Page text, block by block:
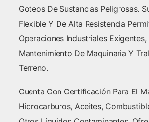
Goteos De Sustancias Peligrosas.
Flexible Y De Alta Resistencia
Operaciones Industriales Exigentes,
Mantenimiento De Maquinaria Y
Terreno.
Cuenta Con Certificación Para El
Hidrocarburos, Aceites,